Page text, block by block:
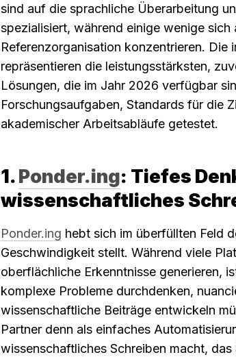
sind auf die sprachliche Überarbeitung
spezialisiert, während einige wenige
Referenzorganisation konzentrieren.
repräsentieren die leistungsstärksten,
Lösungen, die im Jahr 2026 verfügbar
Forschungsaufgaben, Standards für die
akademischer Arbeitsabläufe getestet.
1. Ponder.ing: Tiefes
wissenschaftliches
Ponder.ing hebt sich im überfüllten Feld
Geschwindigkeit stellt. Während viele
oberflächliche Erkenntnisse generieren,
komplexe Probleme durchdenken,
wissenschaftliche Beiträge entwickeln
Partner denn als einfaches
wissenschaftliches Schreiben macht,